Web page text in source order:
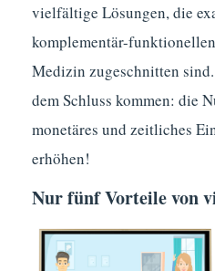
vielfältige Lösungen, die
komplementär-
Medizin zugeschnitten
dem Schluss kommen: die
monetäres und zeitliches
erhöhen!
Nur fünf Vorteile von